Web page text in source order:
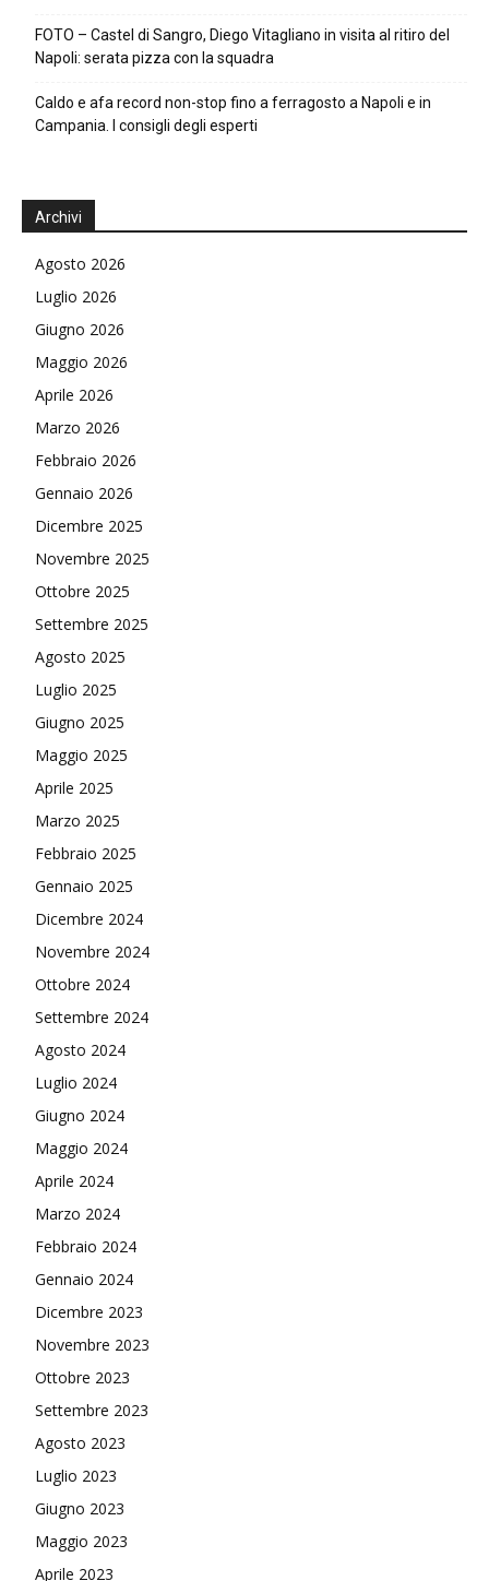
FOTO – Castel di Sangro, Diego Vitagliano in visita al ritiro del
Napoli: serata pizza con la squadra
Caldo e afa record non-stop fino a ferragosto a Napoli e in
Campania. I consigli degli esperti
Archivi
Agosto 2026
Luglio 2026
Giugno 2026
Maggio 2026
Aprile 2026
Marzo 2026
Febbraio 2026
Gennaio 2026
Dicembre 2025
Novembre 2025
Ottobre 2025
Settembre 2025
Agosto 2025
Luglio 2025
Giugno 2025
Maggio 2025
Aprile 2025
Marzo 2025
Febbraio 2025
Gennaio 2025
Dicembre 2024
Novembre 2024
Ottobre 2024
Settembre 2024
Agosto 2024
Luglio 2024
Giugno 2024
Maggio 2024
Aprile 2024
Marzo 2024
Febbraio 2024
Gennaio 2024
Dicembre 2023
Novembre 2023
Ottobre 2023
Settembre 2023
Agosto 2023
Luglio 2023
Giugno 2023
Maggio 2023
Aprile 2023